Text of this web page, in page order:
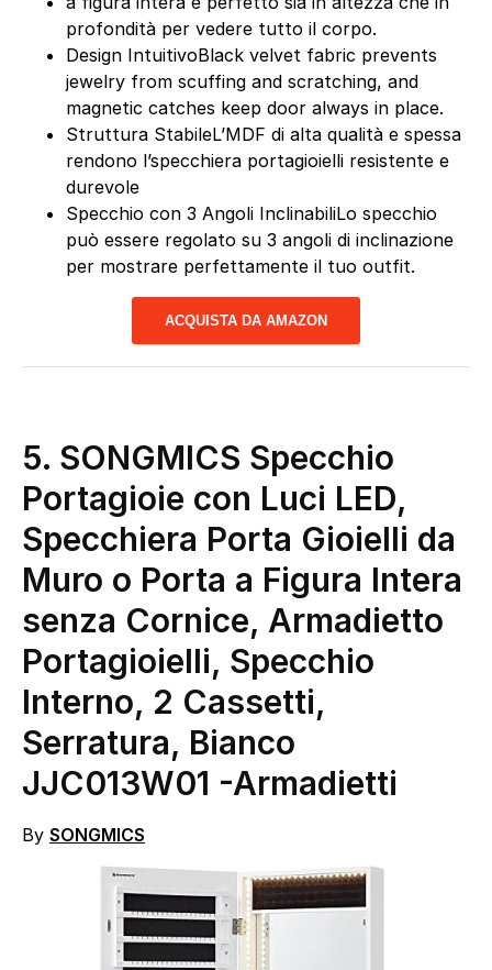
profondità per vedere tutto il corpo.
Design IntuitivoBlack velvet fabric prevents
jewelry from scuffing and scratching, and
magnetic catches keep door always in place.
Struttura StabileL’MDF di alta qualità e spessa
rendono l’specchiera portagioielli resistente e
durevole
Specchio con 3 Angoli InclinabiliLo specchio
può essere regolato su 3 angoli di inclinazione
per mostrare perfettamente il tuo outfit.
ACQUISTA DA AMAZON
5. SONGMICS Specchio
Portagioie con Luci LED,
Specchiera Porta Gioielli da
Muro o Porta a Figura Intera
senza Cornice, Armadietto
Portagioielli, Specchio
Interno, 2 Cassetti,
Serratura, Bianco
JJC013W01 -Armadietti
By SONGMICS